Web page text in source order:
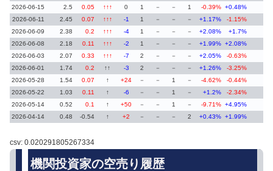
2026-06-15
2.5 0.05 ↑↑↑ 0 1 － － 1 -0.39% +0.48%
2026-06-11
2.45 0.07 ↑↑↑ -1 1 － － － +1.17%
-1.15%
2026-06-09
2.38 0.2 ↑↑↑ -4 1 － － － +2.08%
+1.7%
2026-06-08
2.18 0.11 ↑↑↑ -2 1 － － － +1.99% +2.08%
2026-06-03
2.07 0.33 ↑↑↑ -7 2 － － － +2.05%
-0.63%
2026-06-01
1.74 0.2 ↑↑ -3 2 － － － +1.26%
-3.25%
2026-05-28
1.54 0.07 ↑ +24 － － 1 － -4.62%
-0.44%
2026-05-22
1.03 0.11 ↑ -6 － － 1 － +1.2%
-2.34%
2026-05-14
0.52 0.1 ↑ +50 － － 1 － -9.71% +4.95%
2026-04-14
0.48 -0.54 ↑ +2 － － － 2 +0.43% +1.99%
csv: 0.020291805267334
機関投資家の空売り履歴